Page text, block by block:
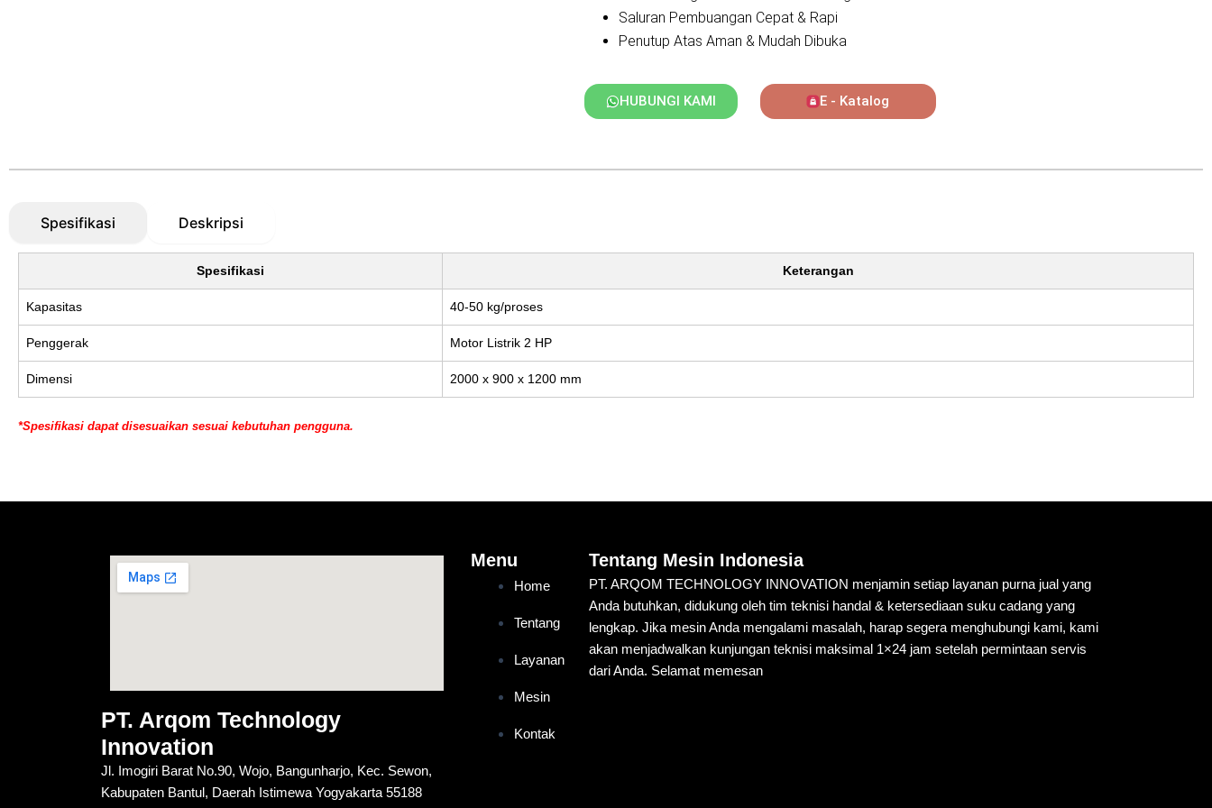
Saluran Pembuangan Cepat & Rapi
Penutup Atas Aman & Mudah Dibuka
HUBUNGI KAMI E - Katalog
Spesifikasi Deskripsi
Spesifikasi Keterangan
Kapasitas 40-50 kg/proses
Penggerak Motor Listrik 2 HP
Dimensi 2000 x 900 x 1200 mm
*Spesifikasi dapat disesuaikan sesuai kebutuhan pengguna.
PT. Arqom Technology
Innovation
Jl. Imogiri Barat No.90, Wojo, Bangunharjo, Kec. Sewon,
Kabupaten Bantul, Daerah Istimewa Yogyakarta 55188
Menu
Home
Tentang
Layanan
Mesin
Kontak
Tentang Mesin Indonesia
PT. ARQOM TECHNOLOGY INNOVATION menjamin setiap layanan purna jual yang
Anda butuhkan, didukung oleh tim teknisi handal & ketersediaan suku cadang yang
lengkap. Jika mesin Anda mengalami masalah, harap segera menghubungi kami, kami
akan menjadwalkan kunjungan teknisi maksimal 1×24 jam setelah permintaan servis
dari Anda. Selamat memesan